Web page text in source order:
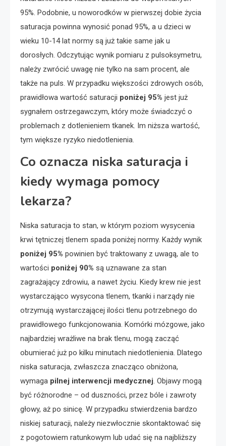
95%. Podobnie, u noworodków w pierwszej dobie życia
saturacja powinna wynosić ponad 95%, a u dzieci w
wieku 10-14 lat normy są już takie same jak u
dorosłych. Odczytując wynik pomiaru z pulsoksymetru,
należy zwrócić uwagę nie tylko na sam procent, ale
także na puls. W przypadku większości zdrowych osób,
prawidłowa wartość saturacji poniżej 95% jest już
sygnałem ostrzegawczym, który może świadczyć o
problemach z dotlenieniem tkanek. Im niższa wartość,
tym większe ryzyko niedotlenienia.
Co oznacza niska saturacja i
kiedy wymaga pomocy
lekarza?
Niska saturacja to stan, w którym poziom wysycenia
krwi tętniczej tlenem spada poniżej normy. Każdy wynik
poniżej 95% powinien być traktowany z uwagą, ale to
wartości poniżej 90% są uznawane za stan
zagrażający zdrowiu, a nawet życiu. Kiedy krew nie jest
wystarczająco wysycona tlenem, tkanki i narządy nie
otrzymują wystarczającej ilości tlenu potrzebnego do
prawidłowego funkcjonowania. Komórki mózgowe, jako
najbardziej wrażliwe na brak tlenu, mogą zacząć
obumierać już po kilku minutach niedotlenienia. Dlatego
niska saturacja, zwłaszcza znacząco obniżona,
wymaga pilnej interwencji medycznej. Objawy mogą
być różnorodne – od duszności, przez bóle i zawroty
głowy, aż po sinicę. W przypadku stwierdzenia bardzo
niskiej saturacji, należy niezwłocznie skontaktować się
z pogotowiem ratunkowym lub udać się na najbliższy